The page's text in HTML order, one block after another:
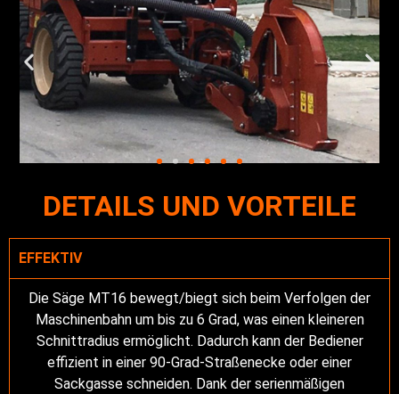
DETAILS UND VORTEILE
EFFEKTIV
Die Säge MT16 bewegt/biegt sich beim Verfolgen der
Maschinenbahn um bis zu 6 Grad, was einen kleineren
Schnittradius ermöglicht. Dadurch kann der Bediener
effizient in einer 90-Grad-Straßenecke oder einer
Sackgasse schneiden. Dank der serienmäßigen